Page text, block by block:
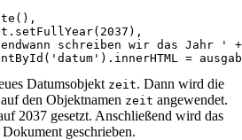
(),
. setFullYear( 2037 ),
schreiben wir das Jahr '
+
( 'datum' ). innerHTML =
Datumsobjekt zeit. Dann wird die
auf den Objektnamen zeit angewendet.
2037 gesetzt. Anschließend wird das
geschrieben.